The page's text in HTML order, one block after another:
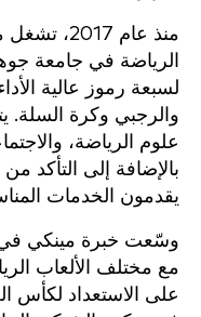
منذ عام
الرياضة في جامعة
لسبعة رموز عالية
والرجبي وكرة
علوم الرياضة،
بالإضافة إلى التأكد
يقدمون الخدمات
وسّعت خبرة مينكي في
مع مختلف الألعاب
على الاستعداد لكأس